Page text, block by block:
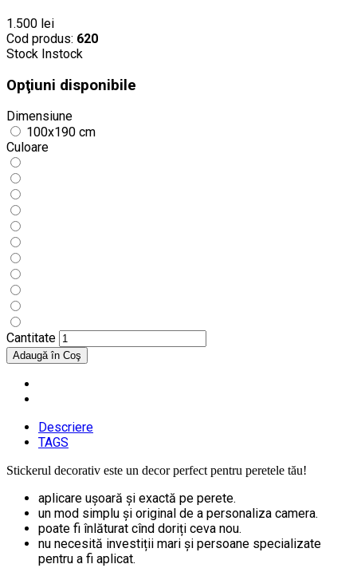
1.500 lei
Cod produs: 620
Stock Instock
Opţiuni disponibile
Dimensiune
100x190 cm
Culoare
Cantitate
Descriere
TAGS
Stickerul decorativ este un decor perfect pentru peretele tău!
aplicare ușoară și exactă pe perete.
un mod simplu și original de a personaliza camera.
poate fi înlăturat cînd doriți ceva nou.
nu necesită investiții mari și persoane specializate
pentru a fi aplicat.